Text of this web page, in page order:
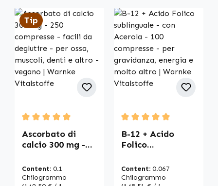
Tip
Average rating of 5 out of 5 stars
Ascorbato di
calcio 300 mg -
facili da
deglutire - per
Content: 0.1
Chilogrammo
Average rating of 5 out
B-12 + Acido
Folico
Acerola - 100
compresse - per
Content: 0.067
Chilogrammo